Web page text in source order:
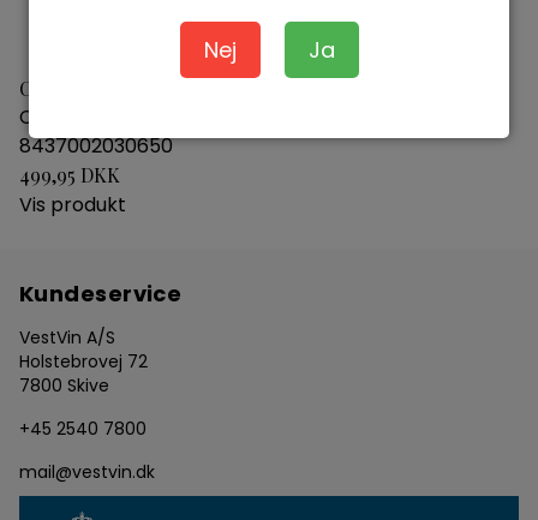
Nej Ja
Casa Castillo Pie Franco 2010
Casa Castillo
8437002030650
499,95 DKK
Vis produkt
Kundeservice
VestVin A/S
Holstebrovej 72
7800 Skive
+45 2540 7800
mail@vestvin.dk